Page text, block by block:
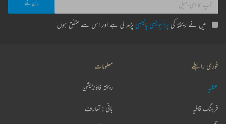
میں نے ریختہ کی پرائیویسی پالیسی پڑھ لی ہے اور اس سے متفق ہوں
فوری رابطے
عطیہ
فرہنگ قافیہ
معلومات
ریختہ فاؤنڈیشن
بانی : تعارف